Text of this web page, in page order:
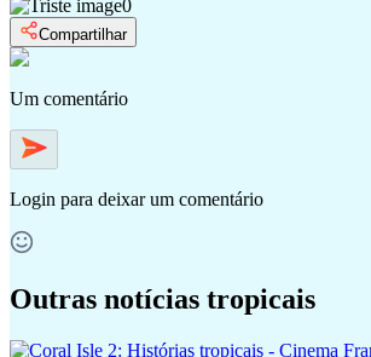
0
Compartilhar
Um comentário
Login para deixar um comentário
Outras notícias tropicais